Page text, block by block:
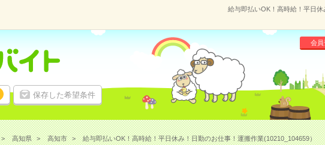
給与即払いOK！高時給！平日
保存した希望条件
会員
高知県 高知市 給与即払いOK！高時給！平日休み！日勤のお仕事！運搬作業(10210_104659）